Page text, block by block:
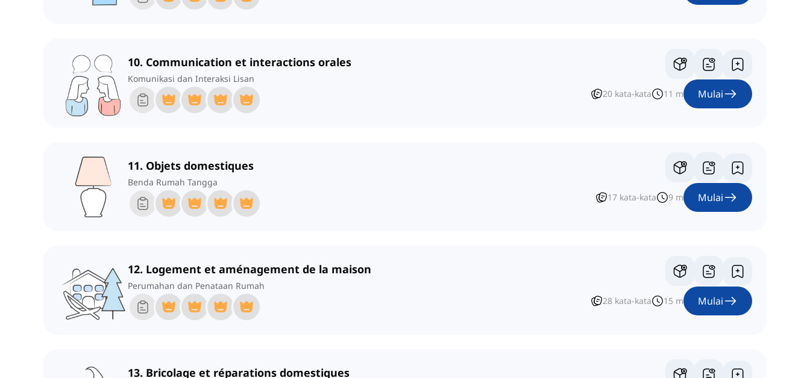
10. Communication et interactions orales
Komunikasi dan Interaksi Lisan
20 kata-kata 11 m Mulai
11. Objets domestiques
Benda Rumah Tangga
17 kata-kata 9 m Mulai
12. Logement et aménagement de la maison
Perumahan dan Penataan Rumah
28 kata-kata 15 m Mulai
13. Bricolage et réparations domestiques